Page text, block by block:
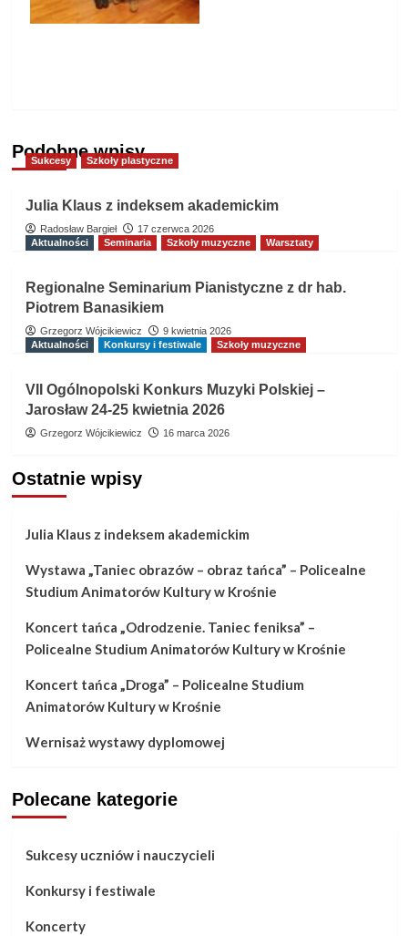
Podobne wpisy
Sukcesy Szkoły plastyczne
Julia Klaus z indeksem akademickim
Radosław Bargieł
17 czerwca 2026
Aktualności
Seminaria Szkoły muzyczne Warsztaty
Regionalne Seminarium Pianistyczne z dr hab.
Piotrem Banasikiem
Grzegorz Wójcikiewicz
9 kwietnia 2026
Aktualności
Konkursy i festiwale Szkoły muzyczne
VII Ogólnopolski Konkurs Muzyki Polskiej –
Jarosław 24-25 kwietnia 2026
Grzegorz Wójcikiewicz 16 marca 2026
Ostatnie wpisy
Julia Klaus z indeksem akademickim
Wystawa „Taniec obrazów – obraz tańca” – Policealne
Studium Animatorów Kultury w Krośnie
Koncert tańca „Odrodzenie. Taniec feniksa” –
Policealne Studium Animatorów Kultury w Krośnie
Koncert tańca „Droga” – Policealne Studium
Animatorów Kultury w Krośnie
Wernisaż wystawy dyplomowej
Polecane kategorie
Sukcesy uczniów i nauczycieli
Konkursy i festiwale
Koncerty